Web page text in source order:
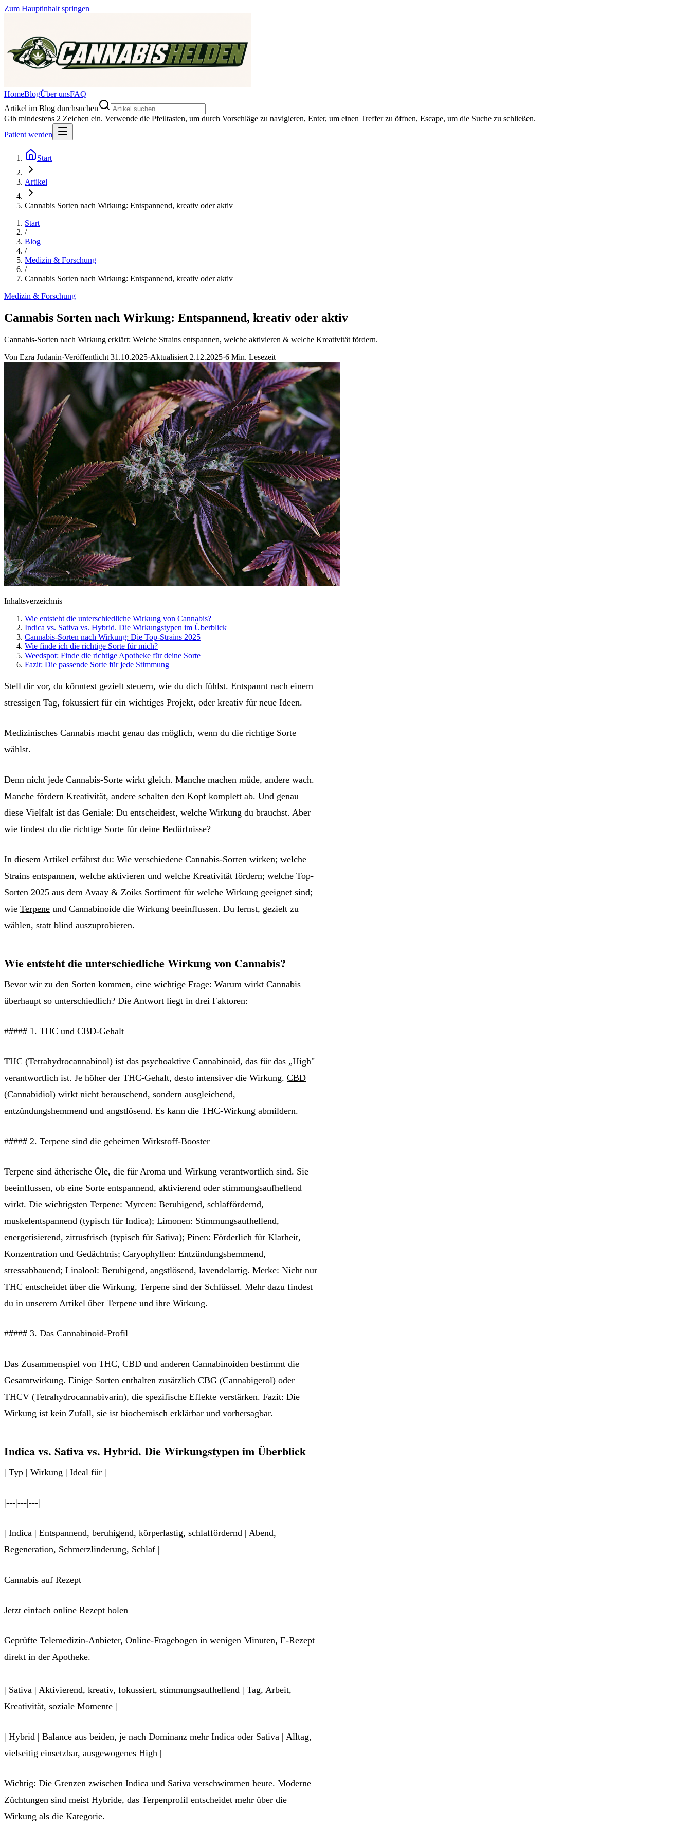
Zum Hauptinhalt springen
HomeBlogÜber unsFAQ
Artikel im Blog durchsuchen
Gib mindestens 2 Zeichen ein. Verwende die Pfeiltasten, um durch Vorschläge zu navigieren, Enter, um einen Treffer zu öffnen, Escape, um die Suche zu schließen.
Patient werden
Start
Artikel
Cannabis Sorten nach Wirkung: Entspannend, kreativ oder aktiv
Start
/
Blog
/
Medizin & Forschung
/
Cannabis Sorten nach Wirkung: Entspannend, kreativ oder aktiv
Medizin & Forschung
Cannabis Sorten nach Wirkung: Entspannend, kreativ oder aktiv
Cannabis-Sorten nach Wirkung erklärt: Welche Strains entspannen, welche aktivieren & welche Kreativität fördern.
Von Ezra Judanin·Veröffentlicht 31.10.2025·Aktualisiert 2.12.2025·6 Min. Lesezeit
Inhaltsverzeichnis
Wie entsteht die unterschiedliche Wirkung von Cannabis?
Indica vs. Sativa vs. Hybrid. Die Wirkungstypen im Überblick
Cannabis-Sorten nach Wirkung: Die Top-Strains 2025
Wie finde ich die richtige Sorte für mich?
Weedspot: Finde die richtige Apotheke für deine Sorte
Fazit: Die passende Sorte für jede Stimmung
Stell dir vor, du könntest gezielt steuern, wie du dich fühlst. Entspannt nach einem
stressigen Tag, fokussiert für ein wichtiges Projekt, oder kreativ für neue Ideen.
Medizinisches Cannabis macht genau das möglich, wenn du die richtige Sorte
wählst.
Denn nicht jede Cannabis-Sorte wirkt gleich. Manche machen müde, andere wach.
Manche fördern Kreativität, andere schalten den Kopf komplett ab. Und genau
diese Vielfalt ist das Geniale: Du entscheidest, welche Wirkung du brauchst. Aber
wie findest du die richtige Sorte für deine Bedürfnisse?
In diesem Artikel erfährst du: Wie verschiedene Cannabis-Sorten wirken; welche
Strains entspannen, welche aktivieren und welche Kreativität fördern; welche Top-
Sorten 2025 aus dem Avaay & Zoiks Sortiment für welche Wirkung geeignet sind;
wie Terpene und Cannabinoide die Wirkung beeinflussen. Du lernst, gezielt zu
wählen, statt blind auszuprobieren.
Wie entsteht die unterschiedliche Wirkung von Cannabis?
Bevor wir zu den Sorten kommen, eine wichtige Frage: Warum wirkt Cannabis
überhaupt so unterschiedlich? Die Antwort liegt in drei Faktoren:
##### 1. THC und CBD-Gehalt
THC (Tetrahydrocannabinol) ist das psychoaktive Cannabinoid, das für das „High"
verantwortlich ist. Je höher der THC-Gehalt, desto intensiver die Wirkung. CBD
(Cannabidiol) wirkt nicht berauschend, sondern ausgleichend,
entzündungshemmend und angstlösend. Es kann die THC-Wirkung abmildern.
##### 2. Terpene sind die geheimen Wirkstoff-Booster
Terpene sind ätherische Öle, die für Aroma und Wirkung verantwortlich sind. Sie
beeinflussen, ob eine Sorte entspannend, aktivierend oder stimmungsaufhellend
wirkt. Die wichtigsten Terpene: Myrcen: Beruhigend, schlaffördernd,
muskelentspannend (typisch für Indica); Limonen: Stimmungsaufhellend,
energetisierend, zitrusfrisch (typisch für Sativa); Pinen: Förderlich für Klarheit,
Konzentration und Gedächtnis; Caryophyllen: Entzündungshemmend,
stressabbauend; Linalool: Beruhigend, angstlösend, lavendelartig. Merke: Nicht nur
THC entscheidet über die Wirkung, Terpene sind der Schlüssel. Mehr dazu findest
du in unserem Artikel über Terpene und ihre Wirkung.
##### 3. Das Cannabinoid-Profil
Das Zusammenspiel von THC, CBD und anderen Cannabinoiden bestimmt die
Gesamtwirkung. Einige Sorten enthalten zusätzlich CBG (Cannabigerol) oder
THCV (Tetrahydrocannabivarin), die spezifische Effekte verstärken. Fazit: Die
Wirkung ist kein Zufall, sie ist biochemisch erklärbar und vorhersagbar.
Indica vs. Sativa vs. Hybrid. Die Wirkungstypen im Überblick
| Typ | Wirkung | Ideal für |
|---|---|---|
| Indica | Entspannend, beruhigend, körperlastig, schlaffördernd | Abend,
Regeneration, Schmerzlinderung, Schlaf |
Cannabis auf Rezept
Jetzt einfach online Rezept holen
Geprüfte Telemedizin-Anbieter, Online-Fragebogen in wenigen Minuten, E-Rezept
direkt in der Apotheke.
| Sativa | Aktivierend, kreativ, fokussiert, stimmungsaufhellend | Tag, Arbeit,
Kreativität, soziale Momente |
| Hybrid | Balance aus beiden, je nach Dominanz mehr Indica oder Sativa | Alltag,
vielseitig einsetzbar, ausgewogenes High |
Wichtig: Die Grenzen zwischen Indica und Sativa verschwimmen heute. Moderne
Züchtungen sind meist Hybride, das Terpenprofil entscheidet mehr über die
Wirkung als die Kategorie.